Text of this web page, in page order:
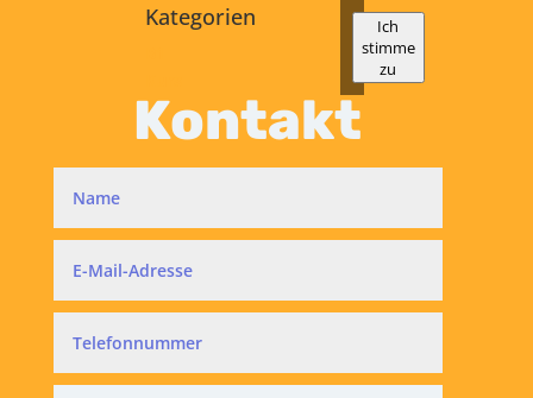
Kategorien
Ich
stimme
zu
Kontakt